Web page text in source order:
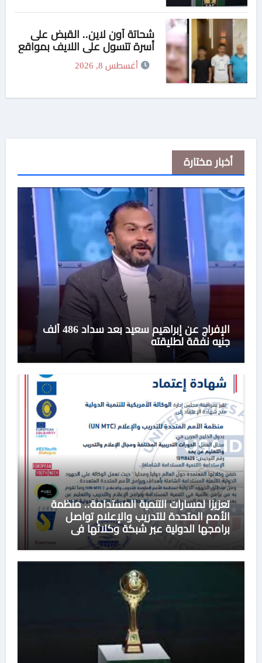
شحاتة أون لاين.. القبض على
أسرة تتسول على اللايف بمواقع
التواصل الإجتماعى
أغسطس 8, 2026
أخبار مختارة
الإفراج عن إبراهيم سعيد بعد سداد 486 ألف
جنيه نفقة لطليقته
تعزيزا لمسارات التنمية المستدامة.. منظمة
الأمم المتحدة للتدريب والإعلام تواصل
برامجها الدولية عبر شبكة وكلائها في